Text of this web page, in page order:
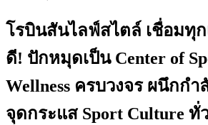
โรบินสันไลฟ์สไตล์ เชื่อมทุ
ดี! ปักหมุดเป็น Center of
Wellness ครบวงจร ผนึกกำ
จุดกระแส Sport Culture ทั่